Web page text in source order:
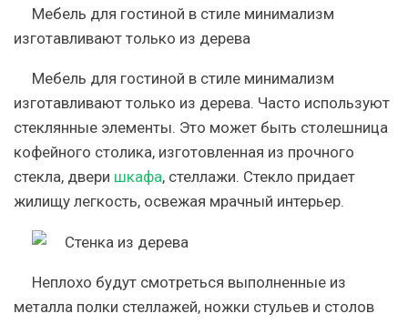
Мебель для гостиной в стиле минимализм
изготавливают только из дерева
Мебель для гостиной в стиле минимализм
изготавливают только из дерева. Часто используют
стеклянные элементы. Это может быть столешница
кофейного столика, изготовленная из прочного
стекла, двери шкафа, стеллажи. Стекло придает
жилищу легкость, освежая мрачный интерьер.
Неплохо будут смотреться выполненные из
металла полки стеллажей, ножки стульев и столов